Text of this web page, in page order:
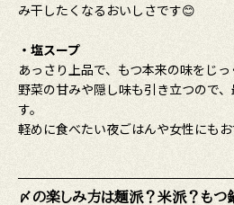
み干したくなるおいしさです😊
・塩スープ
あっさり上品で、もつ本来の味をじっ
野菜の甘みや隠し味も引き立つので
す。
軽めに食べたい夜ごはんや女性にも
〆の楽しみ方は麺派？米派？もつ